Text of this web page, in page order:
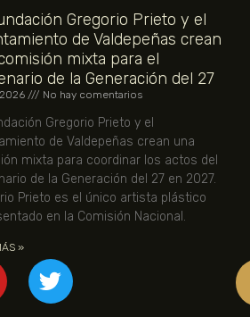
Gregorio Prieto y el
de Valdepeñas crean
mixta para el
de la Generación del 27
No hay comentarios
Gregorio Prieto y el
de Valdepeñas crean una
mixta para coordinar los actos del
de la Generación del 27 en 2027.
Prieto es el único artista plástico
en la Comisión Nacional.
»